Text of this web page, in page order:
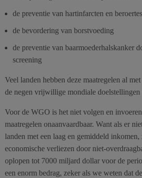
de preventie van hartinfarcten en beroertes
de bevordering van borstvoeding
de preventie van baarmoederhalskanker
screening
Veel landen hebben deze maatregelen al
de negen vrijwillige mondiale doelstellingen
Voor de WGO is het niet volgen en
maatregelen onaanvaardbaar. Want als er
landen met een laag en gemiddeld
economische verliezen door niet-
oplopen tot 7000 miljard dollar voor de
een enorm bedrag, zeker als we weten dat